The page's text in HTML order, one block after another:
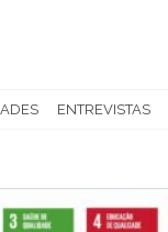
ENTREVISTAS